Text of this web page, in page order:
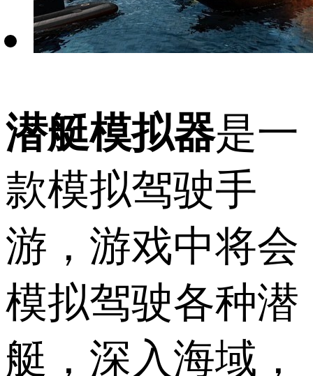
潜艇模拟器是一
款模拟驾驶手
游，游戏中将会
模拟驾驶各种潜
艇，深入海域，